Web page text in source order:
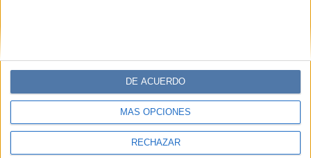
MÁS OPCIONES
RECHAZAR
DE ACUERDO